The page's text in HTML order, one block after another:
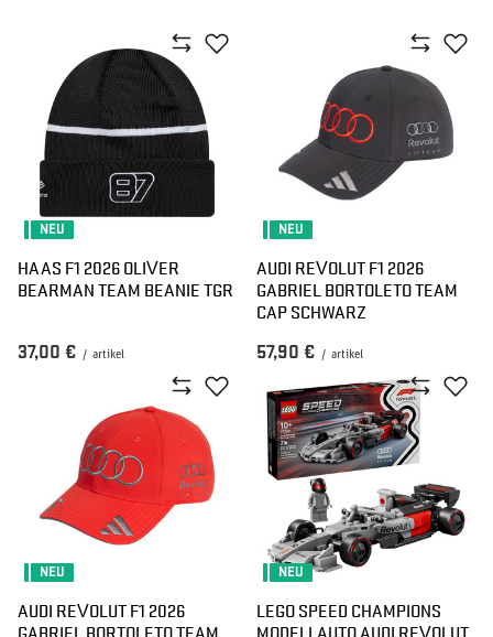
NEU
HAAS F1 2026 OLIVER
BEARMAN TEAM BEANIE TGR
37,00 € / artikel
NEU
AUDI REVOLUT F1 2026
GABRIEL BORTOLETO TEAM
CAP SCHWARZ
57,90 € / artikel
NEU
AUDI REVOLUT F1 2026
NEU
LEGO SPEED CHAMPIONS